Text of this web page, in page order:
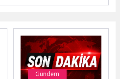
Gündem